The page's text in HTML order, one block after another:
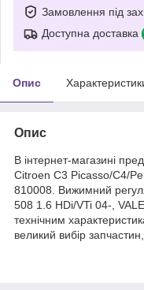
Замовлення під
Доступна доставка
Опис
Опис
В інтернет-магазині
Citroen C3 Picasso/C4/
810008. Вижимний
508 1.6 HDi/VTi 04-,
технічним
великий вибір